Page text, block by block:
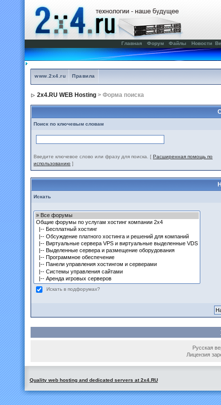
Главная Форум Файлы Новости
www.2x4.ru Правила
2x4.RU WEB Hosting > Форма поиска
Поиск по ключевым словам
Введите ключевое слово или фразу для поиска. [ Расширенная помощь по
использованию ]
Искать
Искать в подфорумах?
Русская
Лицензия
Quality web hosting and dedicated servers at 2x4.RU